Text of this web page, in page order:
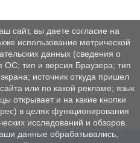
сайт, вы даете согласие на
использование метрической
данных (сведения о
ОС; тип и версия Браузера; тип
источник откуда пришел
или по какой рекламе; язык
открывает и на какие кнопки
в целях функционирования
исследований и обзоров.
данные обрабатывались,